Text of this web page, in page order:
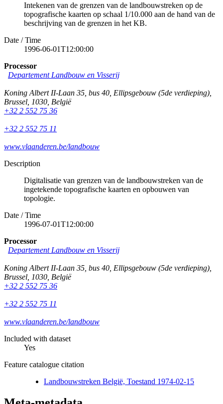
Intekenen van de grenzen van de landbouwstreken op de
topografische kaarten op schaal 1/10.000 aan de hand van de
beschrijving van de grenzen in het KB.
Date / Time
1996-06-01T12:00:00
Processor
Departement Landbouw en Visserij
Koning Albert II-Laan 35, bus 40, Ellipsgebouw (5de verdieping)
Brussel 1030 België
+32 2 552 75 36
+32 2 552 75 11
www.vlaanderen.be/landbouw
Description
Digitalisatie van grenzen van de landbouwstreken van de
ingetekende topografische kaarten en opbouwen van
topologie.
Date / Time
1996-07-01T12:00:00
Processor
Departement Landbouw en Visserij
Koning Albert II-Laan 35, bus 40, Ellipsgebouw (5de verdieping)
Brussel 1030 België
+32 2 552 75 36
+32 2 552 75 11
www.vlaanderen.be/landbouw
Included with dataset
Yes
Feature catalogue citation
Landbouwstreken België, Toestand 1974-02-15